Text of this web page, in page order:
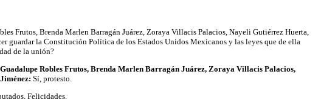
Frutos, Brenda Marlen Barragán Juárez, Zoraya Villacis Palacios, Nayeli Gutiérrez Huerta,
guardar la Constitución Política de los Estados Unidos Mexicanos y las leyes que de ella
de la unión?
Robles Frutos, Brenda Marlen Barragán Juárez, Zoraya Villacis Palacios,
Sí, protesto.
Felicidades.